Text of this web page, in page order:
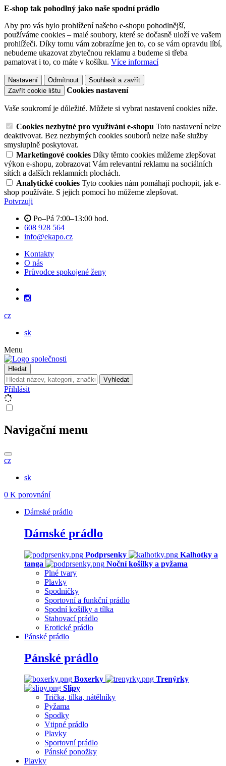
E-shop tak pohodlný jako naše spodní prádlo
Aby pro vás bylo prohlížení našeho e-shopu pohodlnější,
používáme cookies – malé soubory, které se dočasně uloží ve vašem
prohlížeči. Díky tomu vám zobrazíme jen to, co se vám opravdu líbí,
nebudeme ukazovat zbytečnou reklamu a budeme si třeba
pamatovat i to, co máte v košíku. Více informací
Nastavení Odmítnout
Souhlasit a zavřít
Zavřít cookie lištu
Cookies nastavení
Vaše soukromí je důležité. Můžete si vybrat nastavení cookies níže.
Cookies nezbytné pro využívání e-shopu Toto nastavení nelze
deaktivovat. Bez nezbytných cookies souborů nelze naše služby
smysluplně poskytovat.
Marketingové cookies Díky těmto cookies můžeme zlepšovat
výkon e-shopu, zobrazovat Vám relevantní reklamu na sociálních
sítích a dalších reklamních plochách.
Analytické cookies Tyto cookies nám pomáhají pochopit, jak e-
shop používáte. S jejich pomocí ho můžeme zlepšovat.
Potvrzuji
Po–Pá 7:00–13:00 hod.
608 928 564
info@ekapo.cz
Kontakty
O nás
Průvodce spokojené ženy
cz
sk
Menu
Hledat
Vyhledat
Přihlásit
Navigační menu
cz
sk
0 K porovnání
Dámské prádlo
Dámské prádlo
Podprsenky
Kalhotky a
tanga
Noční košilky a pyžama
Plné tvary
Plavky
Spodničky
Sportovní a funkční prádlo
Spodní košilky a tílka
Stahovací prádlo
Erotické prádlo
Pánské prádlo
Pánské prádlo
Boxerky
Trenýrky
Slipy
Trička, tílka, nátělníky
Pyžama
Spodky
Vtipné prádlo
Plavky
Sportovní prádlo
Pánské ponožky
Plavky